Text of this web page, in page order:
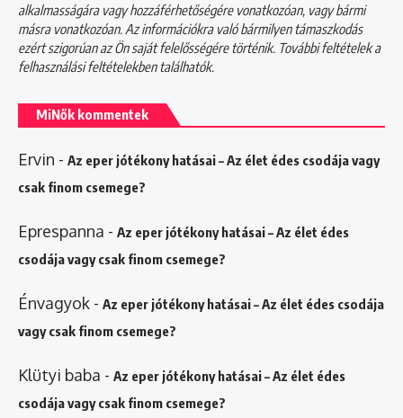
alkalmasságára vagy hozzáférhetőségére vonatkozóan, vagy bármi
másra vonatkozóan. Az információkra való bármilyen támaszkodás
ezért szigorúan az Ön saját felelősségére történik. További feltételek a
felhasználási feltételekbentalálhatók.
MiNők kommentek
Ervin - Az eper jótékony hatásai – Az élet édes csodája vagy
csak finom csemege?
Eprespanna - Az eper jótékony hatásai – Az élet édes
csodája vagy csak finom csemege?
Énvagyok - Az eper jótékony hatásai – Az élet édes csodája
vagy csak finom csemege?
Klütyi baba - Az eper jótékony hatásai – Az élet édes
csodája vagy csak finom csemege?